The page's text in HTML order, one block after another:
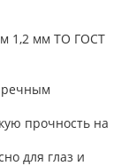
1,2 мм ТО ГОСТ
прочность на
для глаз и